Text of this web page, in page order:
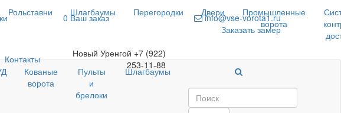
Рольставни Шлагбаумы Перегородки Двери
Промышленные
ворота
Контакты Новый Уренгой +7 (922)
253-11-88
0 Ваш заказ
info@vse-vorota1.ru
Заказать замер
Кованые
ворота
Пульты
и
брелоки
Шлагбаумы